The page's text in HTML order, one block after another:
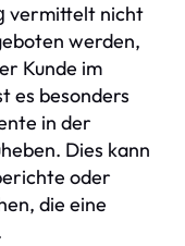
vermittelt nicht
werden,
Kunde im
es besonders
in der
Dies kann
oder
die eine